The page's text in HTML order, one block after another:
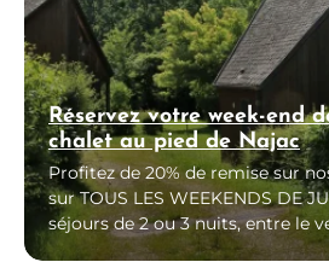
Réservez votre week-end
chalet au pied de Najac
Profitez de 20% de remise sur
sur TOUS LES WEEKENDS DE
séjours de 2 ou 3 nuits, entre le
Offre valable jusqu’au 31 mai